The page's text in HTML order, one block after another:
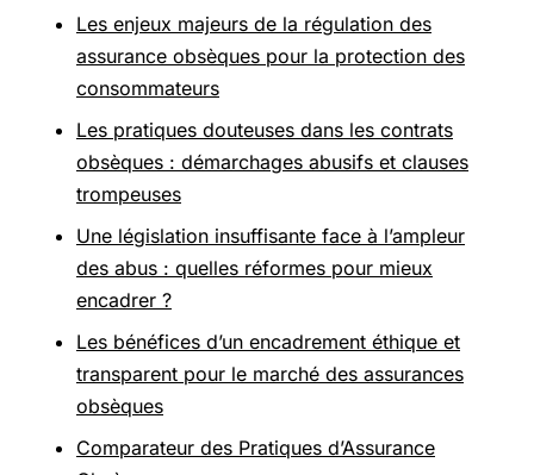
Les enjeux majeurs de la régulation des
assurance obsèques pour la protection des
consommateurs
Les pratiques douteuses dans les contrats
obsèques : démarchages abusifs et clauses
trompeuses
Une législation insuffisante face à l’ampleur
des abus : quelles réformes pour mieux
encadrer ?
Les bénéfices d’un encadrement éthique et
transparent pour le marché des assurances
obsèques
Comparateur des Pratiques d’Assurance